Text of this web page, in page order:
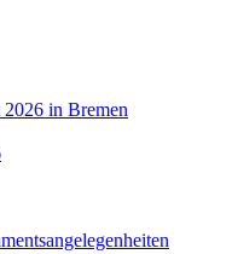
in Bremen